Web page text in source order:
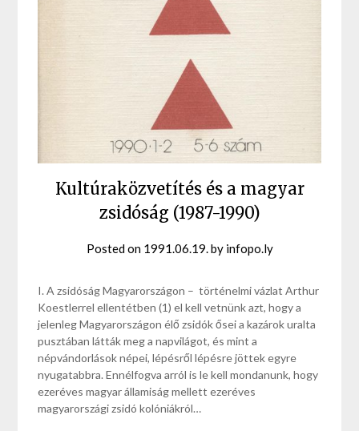
Kultúraközvetítés és a magyar
zsidóság (1987-1990)
Posted on 1991.06.19.by infopo.ly
I. A zsidóság Magyarországon – történelmi vázlat Arthur
Koestlerrel ellentétben (1) el kell vetnünk azt, hogy a
jelenleg Magyarországon élő zsidók ősei a kazárok uralta
pusztában látták meg a napvilágot, és mint a
népvándorlások népei, lépésről lépésre jöttek egyre
nyugatabbra. Ennélfogva arról is le kell mondanunk, hogy
ezeréves magyar államiság mellett ezeréves
magyarországi zsidó kolóniákról…